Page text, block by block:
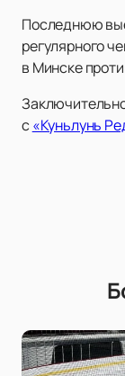
Последнюю
регулярного
в Минске
с«Куньлунь